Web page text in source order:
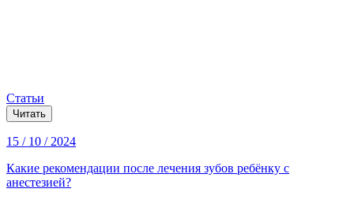
Статьи
Читать
15 / 10 / 2024
Какие рекомендации после лечения зубов ребёнку с
анестезией?